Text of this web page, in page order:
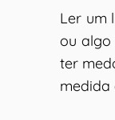
Ler um
ou algo
ter
medida